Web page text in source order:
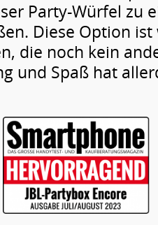
Party-Würfel zu
Diese Option
die noch kein
und Spaß hat